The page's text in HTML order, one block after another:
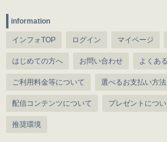
information
インフォTOP ログイン マイページ
はじめての方へ お問い合わせ よくあ
ご利用料金等について 選べるお支払い方法
配信コンテンツについて プレゼントにつ
推奨環境